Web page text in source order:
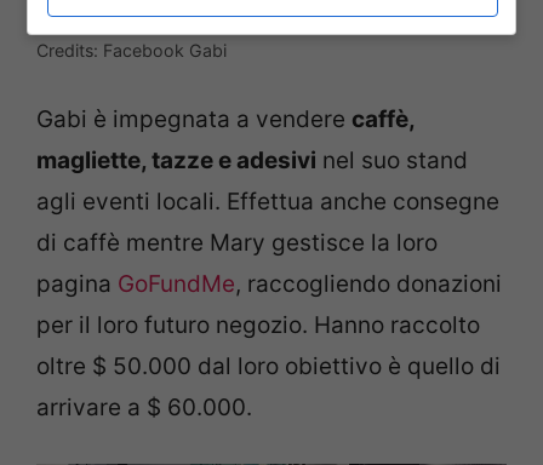
Credits: Facebook Gabi
Gabi è impegnata a vendere caffè,
magliette, tazze e adesivi nel suo stand
agli eventi locali. Effettua anche consegne
di caffè mentre Mary gestisce la loro
pagina GoFundMe, raccogliendo donazioni
per il loro futuro negozio. Hanno raccolto
oltre $ 50.000 dal loro obiettivo è quello di
arrivare a $ 60.000.